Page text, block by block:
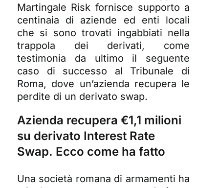
Martingale Risk fornisce supporto a
centinaia di aziende ed enti locali
che si sono trovati ingabbiati nella
trappola dei derivati, come
testimonia da ultimo il seguente
caso di successo al Tribunale di
Roma, dove un’azienda recupera le
perdite di un derivato swap.
Azienda recupera €1,1 milioni
su derivato Interest Rate
Swap. Ecco come ha fatto
Una società romana di armamenti ha